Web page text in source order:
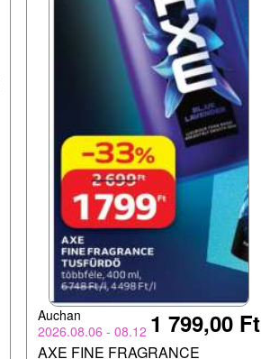
Auchan
2026.08.06 - 08.12 1 799,00 Ft
AXE FINE FRAGRANCE